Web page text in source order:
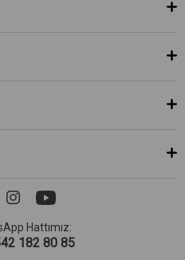
Hattımız:
182 80 85